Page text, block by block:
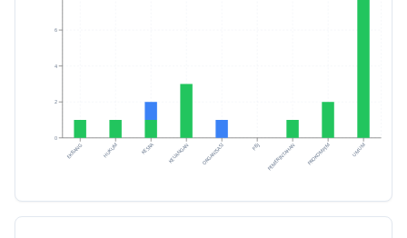
EKBANG HUKUM KESRA KEUANGAN ORGANISASI PBJ PEMERINTAHAN PROKOMPIM UMUM
0
2
4
6